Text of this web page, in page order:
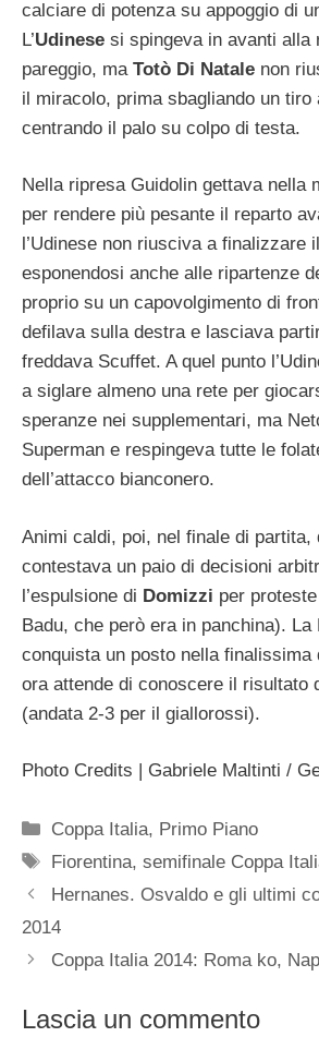
calciare di potenza su appoggio di
L’Udinese si spingeva in avanti alla
pareggio, ma Totò Di Natale non
il miracolo, prima sbagliando un tiro
centrando il palo su colpo di testa.
Nella ripresa Guidolin gettava nella
per rendere più pesante il reparto
l’Udinese non riusciva a finalizzare
esponendosi anche alle ripartenze
proprio su un capovolgimento di
defilava sulla destra e lasciava
freddava Scuffet. A quel punto
a siglare almeno una rete per
speranze nei supplementari, ma
Superman e respingeva tutte le
dell’attacco bianconero.
Animi caldi, poi, nel finale di partita,
contestava un paio di decisioni
l’espulsione di Domizzi per
Badu, che però era in panchina). La
conquista un posto nella finalissima
ora attende di conoscere il risultato
(andata 2-3 per il giallorossi).
Photo Credits | Gabriele Maltinti /
Categorie
Coppa Italia, Primo Piano
Tag
Fiorentina,semifinale Coppa
Hernanes. Osvaldo e gli ultimi
2014
Coppa Italia 2014: Roma ko,
Lascia un commento